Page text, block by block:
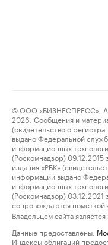
© ООО «БИЗНЕСПРЕСС»,
2026. Сообщения и
(свидетельство о
выдано Федеральной
информационных
(Роскомнадзор)
издания «РБК»
информации выдано
информационных
(Роскомнадзор)
сопровождаются пометкой
Владельцем сайта
Данные предоставлены:
Индексы облигаций